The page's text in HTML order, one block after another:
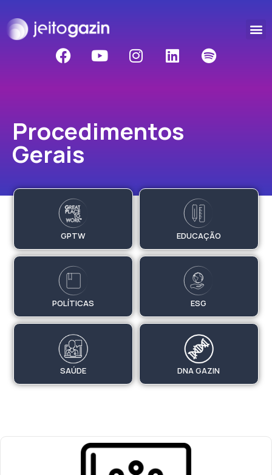
Procedimentos
Gerais
GPTW EDUCAÇÃO
POLÍTICAS ESG
SAÚDE DNA GAZIN